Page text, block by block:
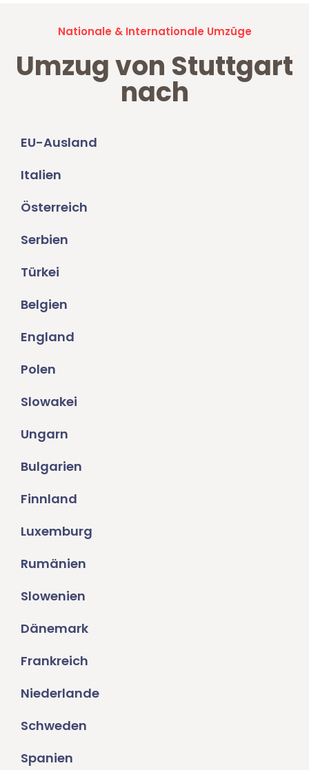
Nationale & Internationale Umzüge
Umzug von Stuttgart
nach
EU-Ausland
Italien
Österreich
Serbien
Türkei
Belgien
England
Polen
Slowakei
Ungarn
Bulgarien
Finnland
Luxemburg
Rumänien
Slowenien
Dänemark
Frankreich
Niederlande
Schweden
Spanien